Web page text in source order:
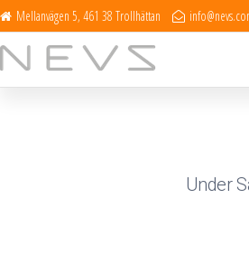
Mellanvägen 5, 461 38 Trollhättan
Under